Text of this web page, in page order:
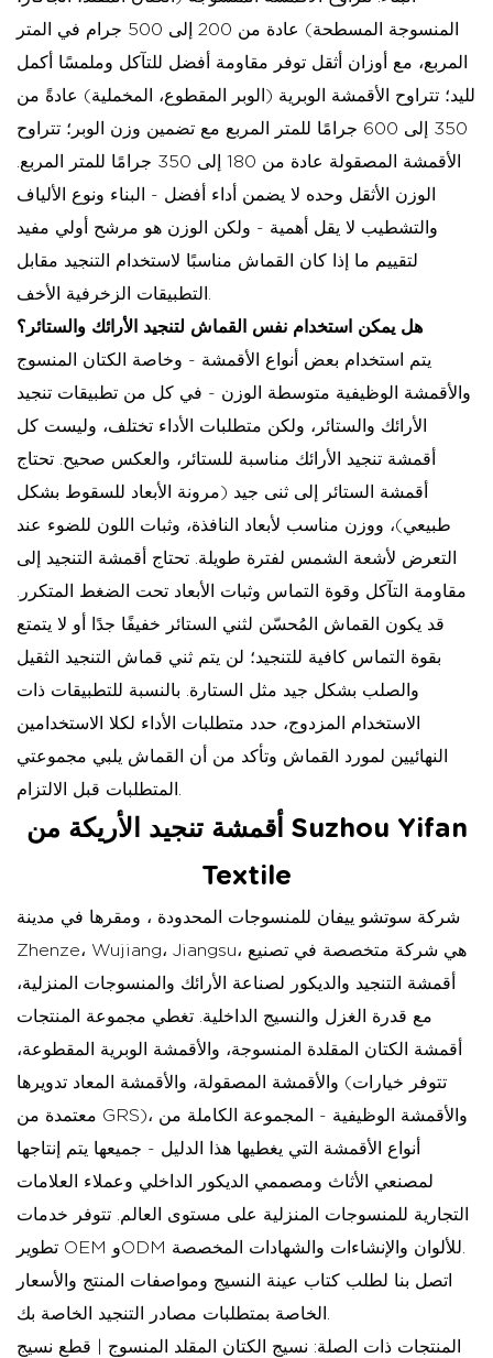
المنسوجة المسطحة) عادة من 200 إلى 500 جرام في المتر
المربع، مع أوزان أثقل توفر مقاومة أفضل للتآكل وملمسًا أكمل
لليد؛ تتراوح الأقمشة الوبرية (الوبر المقطوع، المخملية) عادةً من
350 إلى 600 جرامًا للمتر المربع مع تضمين وزن الوبر؛ تتراوح
الأقمشة المصقولة عادة من 180 إلى 350 جرامًا للمتر المربع.
الوزن الأثقل وحده لا يضمن أداء أفضل - البناء ونوع الألياف
والتشطيب لا يقل أهمية - ولكن الوزن هو مرشح أولي مفيد
لتقييم ما إذا كان القماش مناسبًا لاستخدام التنجيد مقابل
هل يمكن استخدام نفس القماش لتنجيد الأرائك والستائر؟
يتم استخدام بعض أنواع الأقمشة - وخاصة الكتان المنسوج
والأقمشة الوظيفية متوسطة الوزن - في كل من تطبيقات تنجيد
الأرائك والستائر، ولكن متطلبات الأداء تختلف، وليست كل
أقمشة تنجيد الأرائك مناسبة للستائر، والعكس صحيح. تحتاج
أقمشة الستائر إلى ثنى جيد (مرونة الأبعاد للسقوط بشكل
طبيعي)، ووزن مناسب لأبعاد النافذة، وثبات اللون للضوء عند
التعرض لأشعة الشمس لفترة طويلة. تحتاج أقمشة التنجيد إلى
مقاومة التآكل وقوة التماس وثبات الأبعاد تحت الضغط المتكرر.
قد يكون القماش المُحسّن لثني الستائر خفيفًا جدًا أو لا يتمتع
بقوة التماس كافية للتنجيد؛ لن يتم ثني قماش التنجيد الثقيل
والصلب بشكل جيد مثل الستارة. بالنسبة للتطبيقات ذات
الاستخدام المزدوج، حدد متطلبات الأداء لكلا الاستخدامين
النهائيين لمورد القماش وتأكد من أن القماش يلبي مجموعتي
أقمشة تنجيد الأريكة من Suzhou Yifan
Textile
شركة سوتشو ييفان للمنسوجات المحدودة ، ومقرها في مدينة
Zhenze، Wujiang، Jiangsu، هي شركة متخصصة في تصنيع
أقمشة التنجيد والديكور لصناعة الأرائك والمنسوجات المنزلية،
مع قدرة الغزل والنسيج الداخلية. تغطي مجموعة المنتجات
أقمشة الكتان المقلدة المنسوجة، والأقمشة الوبرية المقطوعة،
والأقمشة المصقولة، والأقمشة المعاد تدويرها (تتوفر خيارات
معتمدة من GRS)، والأقمشة الوظيفية - المجموعة الكاملة من
أنواع الأقمشة التي يغطيها هذا الدليل - جميعها يتم إنتاجها
لمصنعي الأثاث ومصممي الديكور الداخلي وعملاء العلامات
التجارية للمنسوجات المنزلية على مستوى العالم. تتوفر خدمات
اتصل بنا لطلب كتاب عينة النسيج ومواصفات المنتج والأسعار
المنتجات ذات الصلة: نسيج الكتان المقلد المنسوج
قطع نسيج